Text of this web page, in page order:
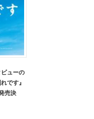
ューの
です』
売決